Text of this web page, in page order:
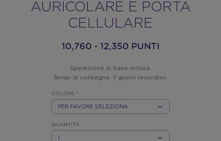
AURICOLARE E PORTA
CELLULARE
10,760 - 12,350 PUNTI
Spedizione in Italia inclusa.
Tempi di consegna: 7 giorni lavorativi.
COLORE *
QUANTITÀ